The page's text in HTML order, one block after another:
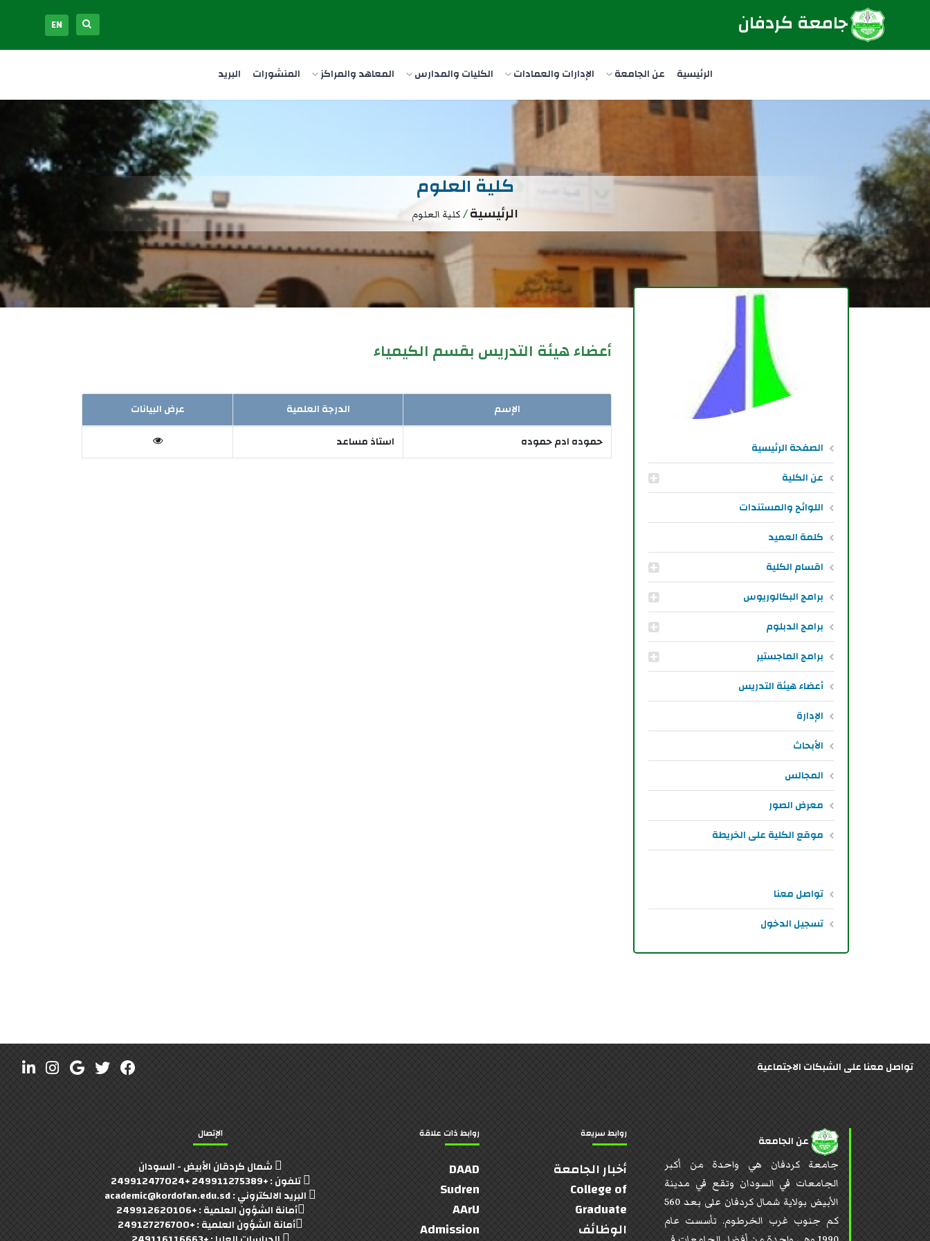
جامعة كردفان EN
الرئيسية عن الجامعة الإدارات والعمادات الكليات والمدارس المعاهد والمراكز المنشورات البريد
كلية العلوم
الرئيسية/كلية العلوم
الصفحة الرئيسية
عن الكلية
اللوائح والمستندات
كلمة العميد
اقسام الكلية
برامج البكالوريوس
برامج الدبلوم
برامج الماجستير
أعضاء هيئة التدريس
الإدارة
الأبحاث
المجالس
معرض الصور
موقع الكلية على الخريطة
تواصل معنا
تسجيل الدخول
أعضاء هيئة التدريس بقسم الكيمياء
الإسم الدرجة العلمية
عرض البيانات
حموده ادم حموده
استاذ مساعد
تواصل معنا على الشبكات الاجتماعية
عن الجامعة
جامعة كردفان هي واحدة من أكبر
الجامعات في السودان وتقع في مدينة
الأبيض بولاية شمال كردفان على بعد 560
كم جنوب غرب الخرطوم. تأسست عام
روابط سريعة
أخبار الجامعة
College of
Graduate
الوظائف
روابط ذات علاقة
DAAD
Sudren
AArU
Admission
الإتصال
شمال كردقان الأبيض - السودان
تلفون : +249911275389 +249912477024
البريد الالكتروني : academic@kordofan.edu.sd
أمانة الشؤون العلمية : +249912620106
أمانة الشؤون العلمية : +249127276700